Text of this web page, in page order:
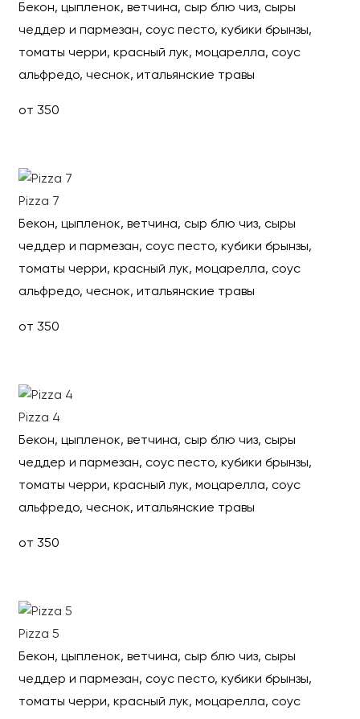
Бекон, цыпленок, ветчина, сыр блю чиз, сыры
чеддер и пармезан, соус песто, кубики брынзы,
томаты черри, красный лук, моцарелла, соус
альфредо, чеснок, итальянские травы
от 350
Pizza 7
Бекон, цыпленок, ветчина, сыр блю чиз, сыры
чеддер и пармезан, соус песто, кубики брынзы,
томаты черри, красный лук, моцарелла, соус
альфредо, чеснок, итальянские травы
от 350
Pizza 4
Бекон, цыпленок, ветчина, сыр блю чиз, сыры
чеддер и пармезан, соус песто, кубики брынзы,
томаты черри, красный лук, моцарелла, соус
альфредо, чеснок, итальянские травы
от 350
Pizza 5
Бекон, цыпленок, ветчина, сыр блю чиз, сыры
чеддер и пармезан, соус песто, кубики брынзы,
томаты черри, красный лук, моцарелла, соус